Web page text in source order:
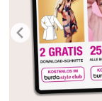
Previous